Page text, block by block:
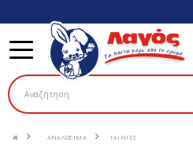
ΑΝΑΛΩΣIΜΑ ΤΑΙΝΙΕΣ